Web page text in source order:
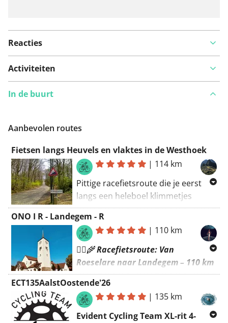
Reacties
Activiteiten
In de buurt
Aanbevolen routes
Fietsen langs Heuvels en vlaktes in de Westhoek
| 114 km
Pittige racefietsroute die je eerst
langs een heleboel klimmetjes
brengt in het Heuvelland om
vervolgens af te sluiten met een
tocht door de vlaktes rondom Ieper
en Poperinge.
ONO I R - Landegem - R
| 110 km
🚴‍♂️🌾Racefietsroute: Van
Roeselare naar Landegem – 110 km
puur Vlaamse charme🌤️🌻
Ben je klaar voor eenafwisselende,
ECT135AalstOostende'26
| 135 km
Evident Cycling Team XL-rit 4-